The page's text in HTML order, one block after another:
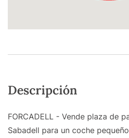
Descripción
FORCADELL - Vende plaza de
Sabadell para un coche